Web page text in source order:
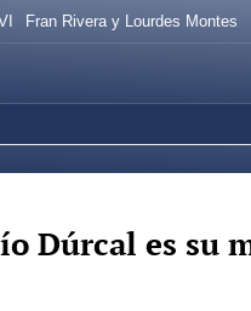
Fran Rivera y Lourdes Montes
Dúrcal es su